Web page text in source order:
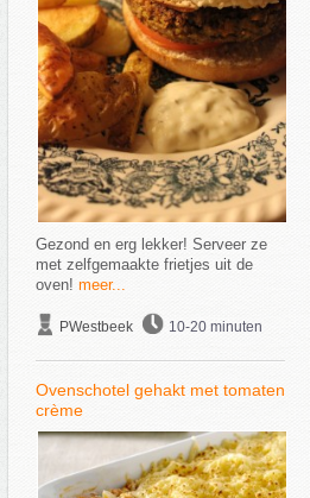
Gezond en erg lekker! Serveer ze
met zelfgemaakte frietjes uit de
oven! meer...
PWestbeek 10-20 minuten
Ovenschotel gehakt met tomaten
crème